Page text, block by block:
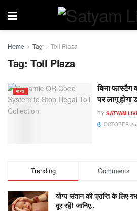
Home Tag Toll Plaza
Tag: Toll Plaza
भारत
बिना फास्टैग
पर लागू
BY SATYAM
OCTOBER
Trending Comments
योग्य संतान की प्राप्ति के लिए
दूर रहें! जानिए..